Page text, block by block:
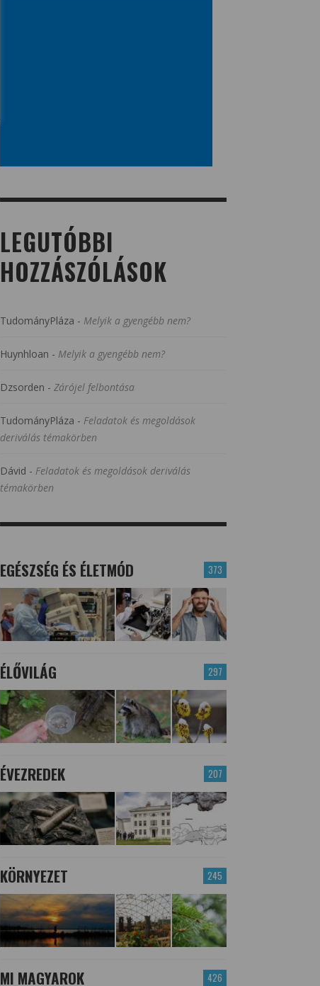
LEGUTÓBBI
HOZZÁSZÓLÁSOK
TudományPláza - Melyik a gyengébb nem?
Huynhloan - Melyik a gyengébb nem?
Dzsorden - Zárójel felbontása
TudományPláza - Feladatok és megoldások
deriválás témakörben
Dávid - Feladatok és megoldások deriválás
témakörben
373
EGÉSZSÉG ÉS ÉLETMÓD
297
ÉLŐVILÁG
207
ÉVEZREDEK
245
KÖRNYEZET
426
MI MAGYAROK